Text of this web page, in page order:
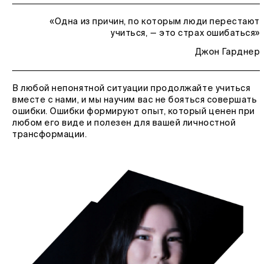
«Одна из причин, по которым люди перестают
учиться, — это страх ошибаться»
Джон Гарднер
В любой непонятной ситуации продолжайте учиться
вместе с нами, и мы научим вас не бояться совершать
ошибки. Ошибки формируют опыт, который ценен при
любом его виде и полезен для вашей личностной
трансформации.